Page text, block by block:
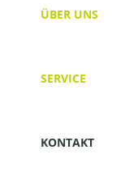
ÜBER UNS
SERVICE
KONTAKT